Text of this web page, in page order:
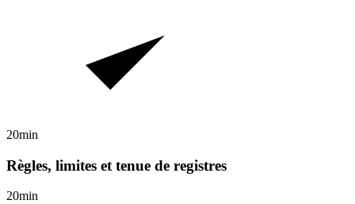
20min
Règles, limites et tenue de registres
20min